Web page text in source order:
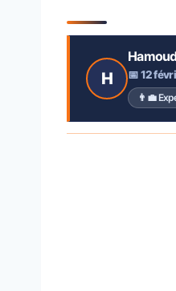
H
📅 12
👨‍💼